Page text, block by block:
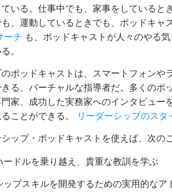
いる。仕事中でも、家事をしていると
、運動しているときでも、ポッドキャ
ーチ も、ポッドキャストが人々のやる
。
ポッドキャストは、スマートフォンや
る、バーチャルな指導者だ。多くのポ
家、成功した実務家へのインタビュー
ことができる。
リーダーシップのスタ
ップ・ポッドキャストを使えば、次の
ードルを乗り越え、貴重な教訓を学ぶ
ップスキルを開発するための実用的なア